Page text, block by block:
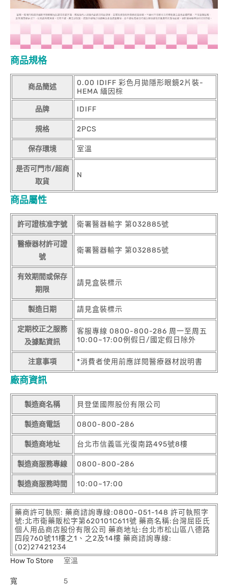
商品規格
商品簡述
0.00 IDIFF 彩色月拋隱形眼鏡2片裝-
HEMA 緬因棕
品牌 IDIFF
規格 2PCS
保存環境 室溫
是否可門市/超商
取貨
N
商品屬性
許可證核准字號 衛署醫器輸字 第032885號
醫療器材許可證
號
衛署醫器輸字 第032885號
有效期間或保存
期限
請見盒裝標示
製造日期 請見盒裝標示
定期校正之服務
及據點資訊
客服專線 0800-800-286 周一至周五
10:00~17:00例假日/國定假日除外
注意事項 *消費者使用前應詳閱醫療器材說明書
廠商資訊
製造商名稱 貝登堡國際股份有限公司
製造商電話 0800-800-286
製造商地址 台北市信義區光復南路495號8樓
製造商服務專線 0800-800-286
製造商服務時間 10:00~17:00
藥商許可執照: 藥商諮詢專線:0800-051-148 許可執照字
號:北市衛藥販松字第620101C611號 藥商名稱:台灣屈臣氏
個人用品商店股份有限公司 藥商地址:台北市松山區八德路
四段760號11樓之1、之2及14樓 藥商諮詢專線:
(02)27421234
How To Store
室溫
寬 5